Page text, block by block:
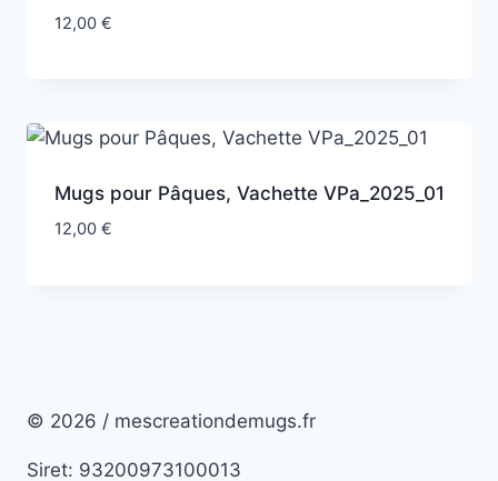
12,00 €
Mugs pour Pâques, Vachette VPa_2025_01
12,00 €
© 2026 / mescreationdemugs.fr
Siret: 93200973100013